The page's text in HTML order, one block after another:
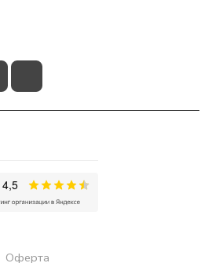
Оферта